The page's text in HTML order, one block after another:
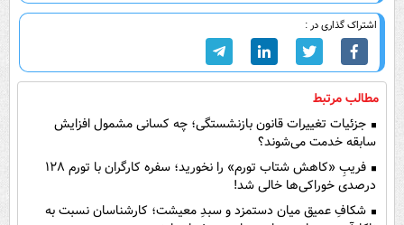
اشتراک گذاری در :
مطالب مرتبط
جزئیات تغییرات قانون بازنشستگی؛ چه کسانی مشمول افزایش
سابقه خدمت می‌شوند؟
فریبِ «کاهش شتاب تورم» را نخورید؛ سفره کارگران با تورم ۱۲۸
درصدی خوراکی‌ها خالی شد!
شکافِ عمیق میان دستمزد و سبدِ معیشت؛ کارشناسان نسبت به